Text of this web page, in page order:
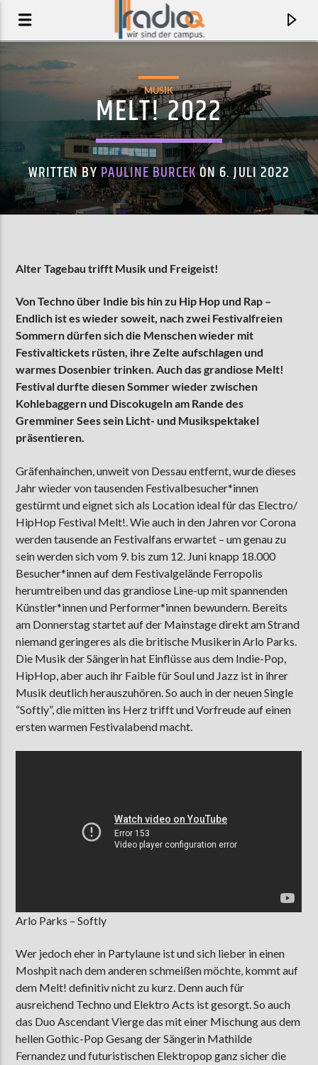
AKTUELLER TRACK
BONOBO
AKTUELLE SENDUNG
MOEBIUS
12:00 18:00
ZU HÖREN INMünster90,9 MHzSteinfurt103,9 MHz
MUSIK
MELT! 2022
WRITTEN BY PAULINE BURCEKON 6. JULI 2022
Alter Tagebau trifft Musik und Freigeist!
Von Techno über Indie bis hin zu Hip Hop und Rap –
Endlich ist es wieder soweit, nach zwei Festivalfreien
Sommern dürfen sich die Menschen wieder mit
Festivaltickets rüsten, ihre Zelte aufschlagen und
warmes Dosenbier trinken. Auch das grandiose Melt!
Festival durfte diesen Sommer wieder zwischen
Kohlebaggern und Discokugeln am Rande des
Gremminer Sees sein Licht- und Musikspektakel
präsentieren.
Gräfenhainchen, unweit von Dessau entfernt, wurde dieses
Jahr wieder von tausenden Festivalbesucher*innen
gestürmt und eignet sich als Location ideal für das Electro/
HipHop Festival Melt!. Wie auch in den Jahren vor Corona
werden tausende an Festivalfans erwartet – um genau zu
sein werden sich vom 9. bis zum 12. Juni knapp 18.000
Besucher*innen auf dem Festivalgelände Ferropolis
herumtreiben und das grandiose Line-up mit spannenden
Künstler*innen und Performer*innen bewundern. Bereits
am Donnerstag startet auf der Mainstage direkt am Strand
niemand geringeres als die britische Musikerin Arlo Parks.
Die Musik der Sängerin hat Einflüsse aus dem Indie-Pop,
HipHop, aber auch ihr Faible für Soul und Jazz ist in ihrer
Musik deutlich herauszuhören. So auch in der neuen Single
“Softly”, die mitten ins Herz trifft und Vorfreude auf einen
ersten warmen Festivalabend macht.
Arlo Parks – Softly
Wer jedoch eher in Partylaune ist und sich lieber in einen
Moshpit nach dem anderen schmeißen möchte, kommt auf
dem Melt! definitiv nicht zu kurz. Denn auch für
ausreichend Techno und Elektro Acts ist gesorgt. So auch
das Duo Ascendant Vierge das mit einer Mischung aus dem
hellen Gothic-Pop Gesang der Sängerin Mathilde
Fernandez und futuristischen Elektropop ganz sicher die